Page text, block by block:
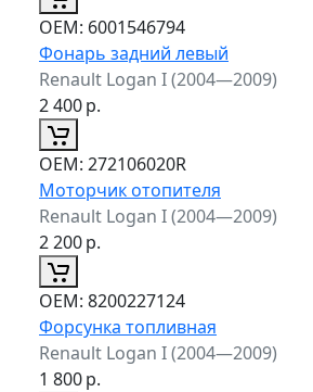
ОЕМ: 6001546794
Фонарь задний левый
Renault Logan I (2004—2009)
2 400р.
ОЕМ: 272106020R
Моторчик отопителя
Renault Logan I (2004—2009)
2 200р.
ОЕМ: 8200227124
Форсунка топливная
Renault Logan I (2004—2009)
1 800р.